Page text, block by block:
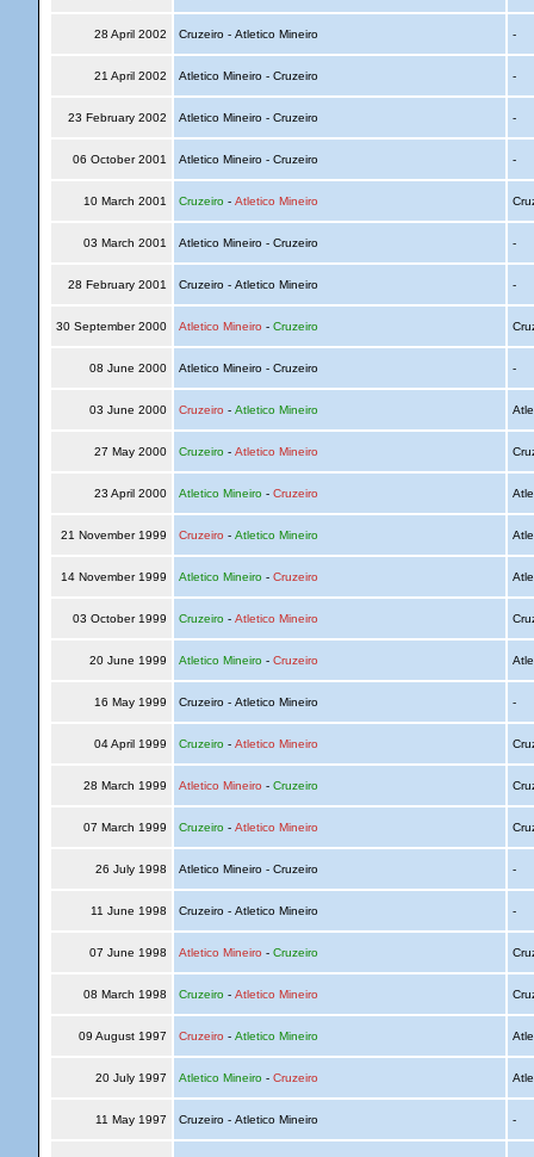
28 April 2002 Cruzeiro - Atletico Mineiro -
21 April 2002 Atletico Mineiro - Cruzeiro -
23 February 2002 Atletico Mineiro - Cruzeiro -
06 October 2001 Atletico Mineiro - Cruzeiro -
10 March 2001 Cruzeiro- Atletico Mineiro
03 March 2001 Atletico Mineiro - Cruzeiro -
28 February 2001 Cruzeiro - Atletico Mineiro -
30 September 2000 Atletico Mineiro - Cruzeiro
08 June 2000 Atletico Mineiro - Cruzeiro -
03 June 2000 Cruzeiro - Atletico Mineiro
27 May 2000 Cruzeiro- Atletico Mineiro
23 April 2000 Atletico Mineiro- Cruzeiro
21 November 1999 Cruzeiro - Atletico Mineiro
14 November 1999 Atletico Mineiro- Cruzeiro
03 October 1999 Cruzeiro- Atletico Mineiro
20 June 1999 Atletico Mineiro- Cruzeiro
16 May 1999 Cruzeiro - Atletico Mineiro -
04 April 1999 Cruzeiro- Atletico Mineiro
28 March 1999 Atletico Mineiro - Cruzeiro
07 March 1999 Cruzeiro- Atletico Mineiro
26 July 1998 Atletico Mineiro - Cruzeiro -
11 June 1998 Cruzeiro - Atletico Mineiro -
07 June 1998 Atletico Mineiro - Cruzeiro
08 March 1998 Cruzeiro- Atletico Mineiro
09 August 1997 Cruzeiro - Atletico Mineiro
20 July 1997 Atletico Mineiro- Cruzeiro
11 May 1997 Cruzeiro - Atletico Mineiro -